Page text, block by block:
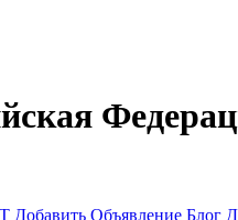
Добавить Объявление Блог